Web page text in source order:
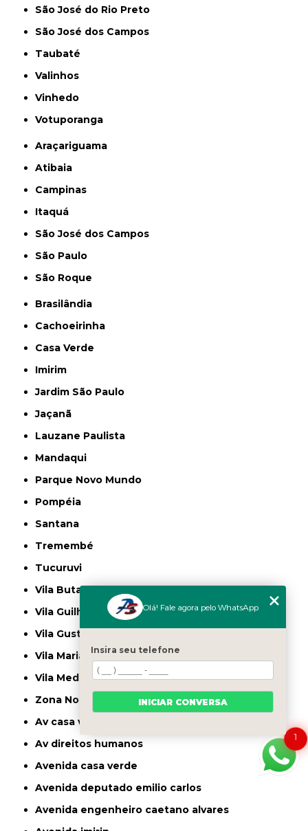
São José do Rio Preto
São José dos Campos
Taubaté
Valinhos
Vinhedo
Votuporanga
Araçariguama
Atibaia
Campinas
Itaquá
São José dos Campos
São Paulo
São Roque
Brasilândia
Cachoeirinha
Casa Verde
Imirim
Jardim São Paulo
Jaçanã
Lauzane Paulista
Mandaqui
Parque Novo Mundo
Pompéia
Santana
Tremembé
Tucuruvi
Vila Butantã
Vila Guilherme
Vila Gustavo
Vila Maria
Vila Medeiros
Zona Norte
av casa verde
av direitos humanos
avenida casa verde
avenida deputado emilio carlos
avenida engenheiro caetano alvares
1
Olá! Fale agora pelo WhatsApp
Insira seu telefone
INICIAR CONVERSA